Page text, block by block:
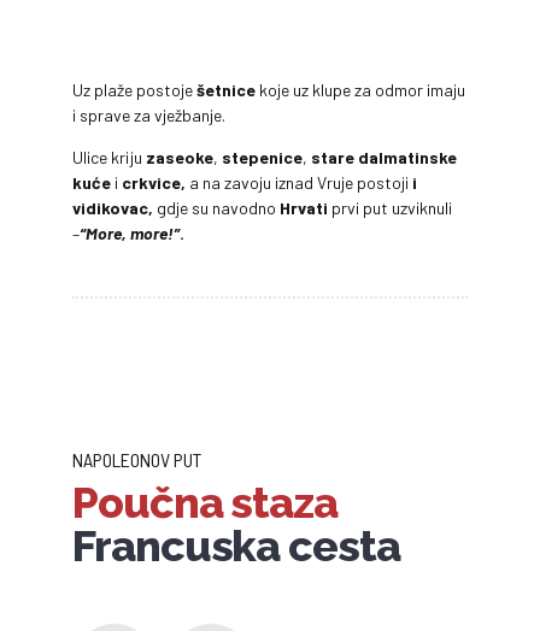
Uz plaže postoješetnice koje uz klupe za odmor imaju
i sprave za vježbanje.
Ulice kriju zaseoke, stepenice, stare dalmatinske
kuće i crkvice, a na zavoju iznad Vruje postoji i
vidikovac, gdje su navodno Hrvati prvi put uzviknuli
–“More, more!”.
NAPOLEONOV PUT
Poučna staza
Francuska cesta